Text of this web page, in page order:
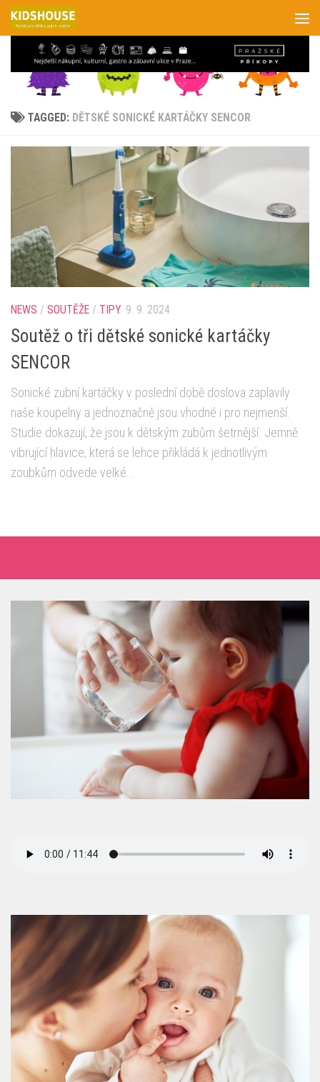
Skip to content
TAGGED: DĚTSKÉ SONICKÉ KARTÁČKY SENCOR
NEWS / SOUTĚŽE / TIPY 9. 9. 2024
Soutěž o tři dětské sonické kartáčky
SENCOR
Sonické zubní kartáčky v poslední době doslova zaplavily
naše koupelny a jednoznačně jsou vhodné i pro nejmenší.
Studie dokazují, že jsou k dětským zubům šetrnější. Jemně
vibrující hlavice, která se lehce přikládá k jednotlivým
zoubkům odvede velké...